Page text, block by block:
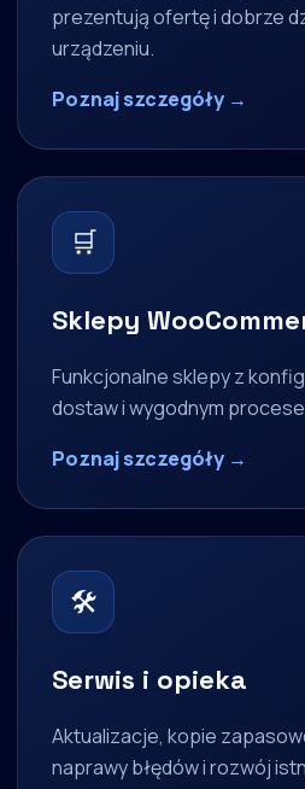
prezentują ofertę i dobrze
urządzeniu.
Poznaj szczegóły →
🛒
Sklepy
Funkcjonalne sklepy z
dostaw i wygodnym
Poznaj szczegóły →
🛠
Serwis i opieka
Aktualizacje, kopie
naprawy błędów i rozwój